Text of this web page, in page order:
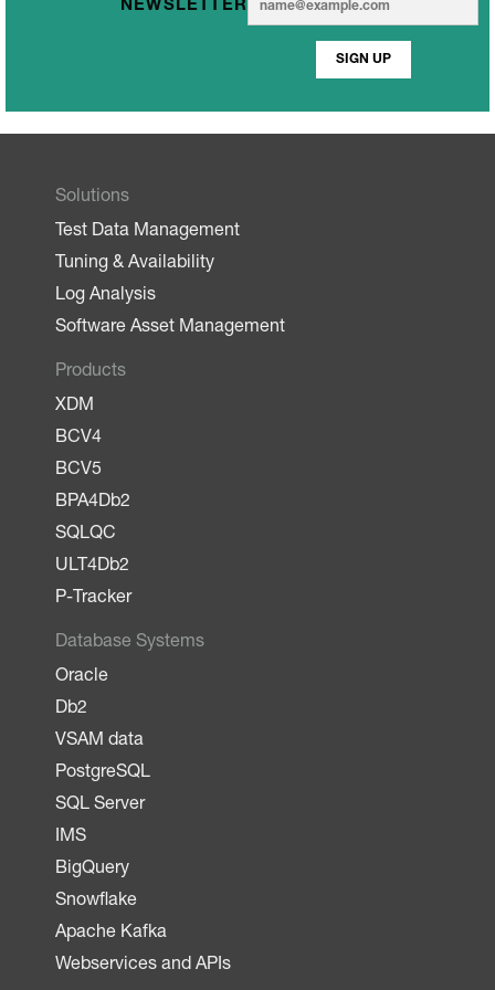
NEWSLETTER
m
*
SIGN UP
Solutions
Test Data Management
Tuning & Availability
Log Analysis
Software Asset Management
Products
XDM
BCV4
BCV5
BPA4Db2
SQLQC
ULT4Db2
P-Tracker
Database Systems
Oracle
Db2
VSAM data
PostgreSQL
SQL Server
IMS
BigQuery
Snowflake
Apache Kafka
Webservices and APIs